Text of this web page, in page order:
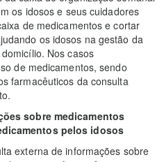
os idosos e seus cuidadores
de medicamentos e cortar
os idosos na gestão da
Nos casos
de medicamentos, sendo
farmacêuticos da consulta
sobre medicamentos
pelos idosos
externa de informações sobre